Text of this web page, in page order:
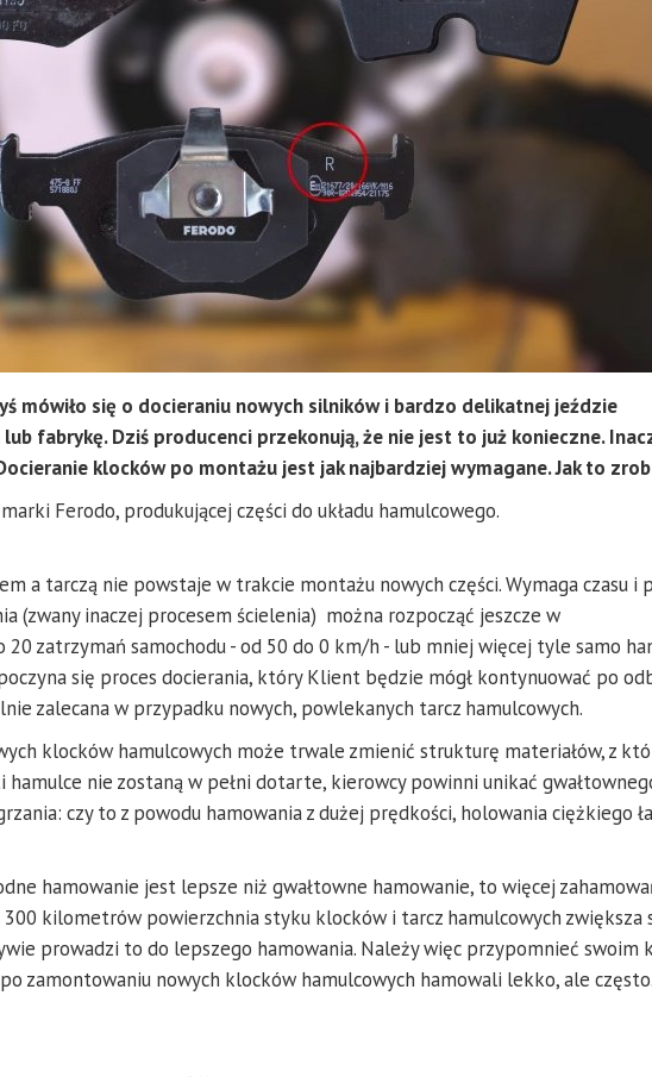
mówiło się o docieraniu nowych silników i bardzo delikatnej jeździe
fabrykę. Dziś producenci przekonują, że nie jest to już konieczne.
klocków po montażu jest jak najbardziej wymagane. Jak to
Ferodo, produkującej części do układu hamulcowego.
a tarczą nie powstaje w trakcie montażu nowych części. Wymaga czasu i
(zwany inaczej procesem ścielenia) można rozpocząć jeszcze w
20 zatrzymań samochodu - od 50 do 0 km/h - lub mniej więcej tyle samo
się proces docierania, który Klient będzie mógł kontynuować po
zalecana w przypadku nowych, powlekanych tarcz hamulcowych.
klocków hamulcowych może trwale zmienić strukturę materiałów, z
nie zostaną w pełni dotarte, kierowcy powinni unikać
czy to z powodu hamowania z dużej prędkości, holowania ciężkiego
hamowanie jest lepsze niż gwałtowne hamowanie, to więcej
kilometrów powierzchnia styku klocków i tarcz hamulcowych zwiększa
prowadzi to do lepszego hamowania. Należy więc przypomnieć swoim
zamontowaniu nowych klocków hamulcowych hamowali lekko, ale